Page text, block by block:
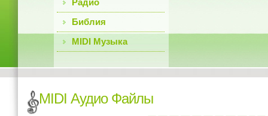
Радио
Библия
MIDI Музыка
MIDI Аудио Файлы